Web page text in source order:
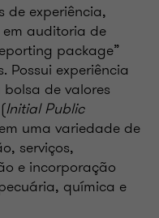
de experiência,
em auditoria de
package”
Possui experiência
de valores
Initial Public
uma variedade de
serviços,
e incorporação
química e